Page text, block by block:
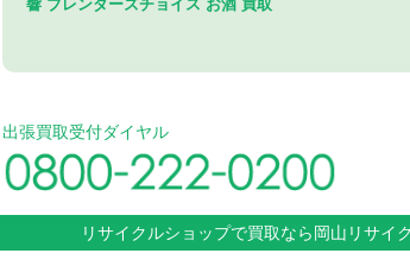
響 ブレンダーズチョイス お酒 買取
出張買取受付ダイヤル
リサイクルショップで買取なら 岡山 リサイ